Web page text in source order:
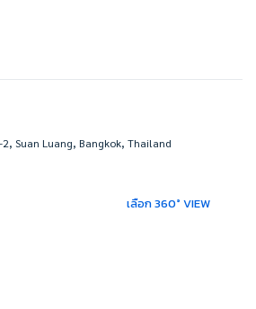
Suan Luang, Bangkok, Thailand
เลือก 360° VIEW